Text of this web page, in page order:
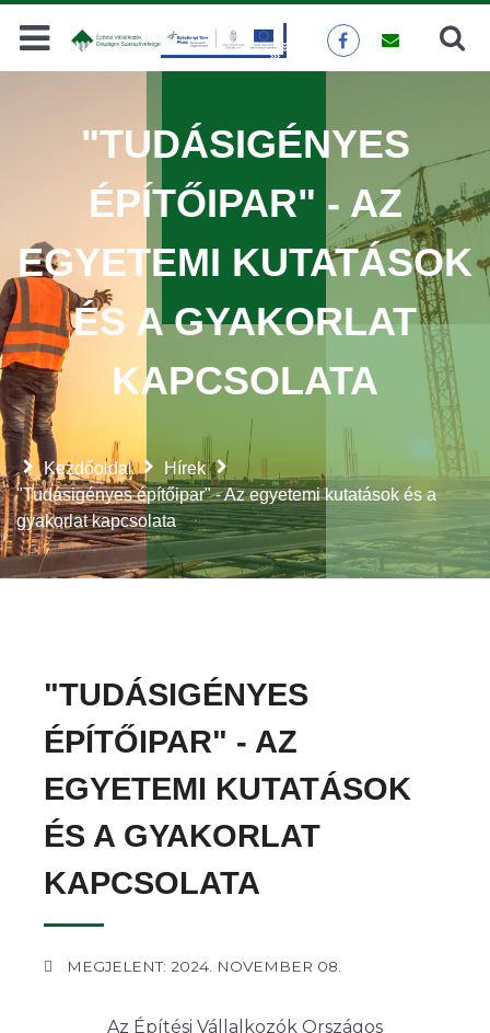
Keresés
Kezdőoldal
Hírek
"Tudásigényes építőipar" - Az egyetemi kutatások és a
gyakorlat kapcsolata
"TUDÁSIGÉNYES
ÉPÍTŐIPAR" - AZ
EGYETEMI KUTATÁSOK
ÉS A GYAKORLAT
KAPCSOLATA
"TUDÁSIGÉNYES
ÉPÍTŐIPAR" - AZ
EGYETEMI KUTATÁSOK
ÉS A GYAKORLAT
KAPCSOLATA
MEGJELENT: 2024. NOVEMBER 08.
Az Építési Vállalkozók Országos